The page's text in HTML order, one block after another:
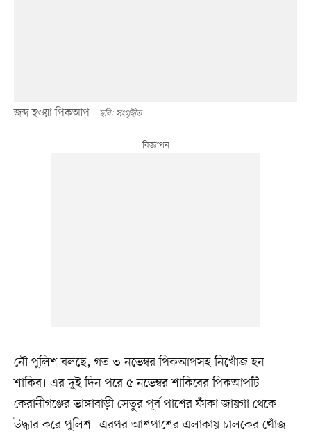
জব্দ হওয়া পিকআপ ছবি: সংগৃহীত
নৌ পুলিশ বলছে, গত ৩ নভেম্বর পিকআপসহ নিখোঁজ হন
শাকিব। এর দুই দিন পরে ৫ নভেম্বর শাকিবের পিকআপটি
কেরানীগঞ্জের ভাঙ্গাবাড়ী সেতুর পূর্ব পাশের ফাঁকা জায়গা থেকে
উদ্ধার করে পুলিশ। এরপর আশপাশের এলাকায় চালকের খোঁজ